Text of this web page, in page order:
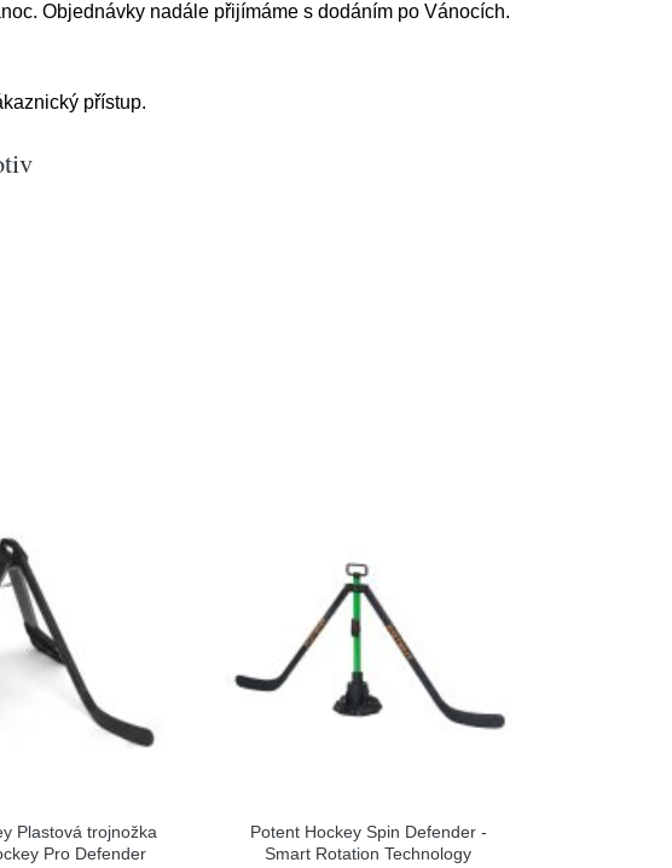
Objednávky nadále přijímáme s dodáním po Vánocích.
přístup.
Plastová trojnožka
Pro Defender
Potent Hockey Spin Defender -
Smart Rotation Technology